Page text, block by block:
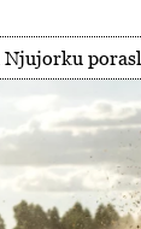
Njujorku